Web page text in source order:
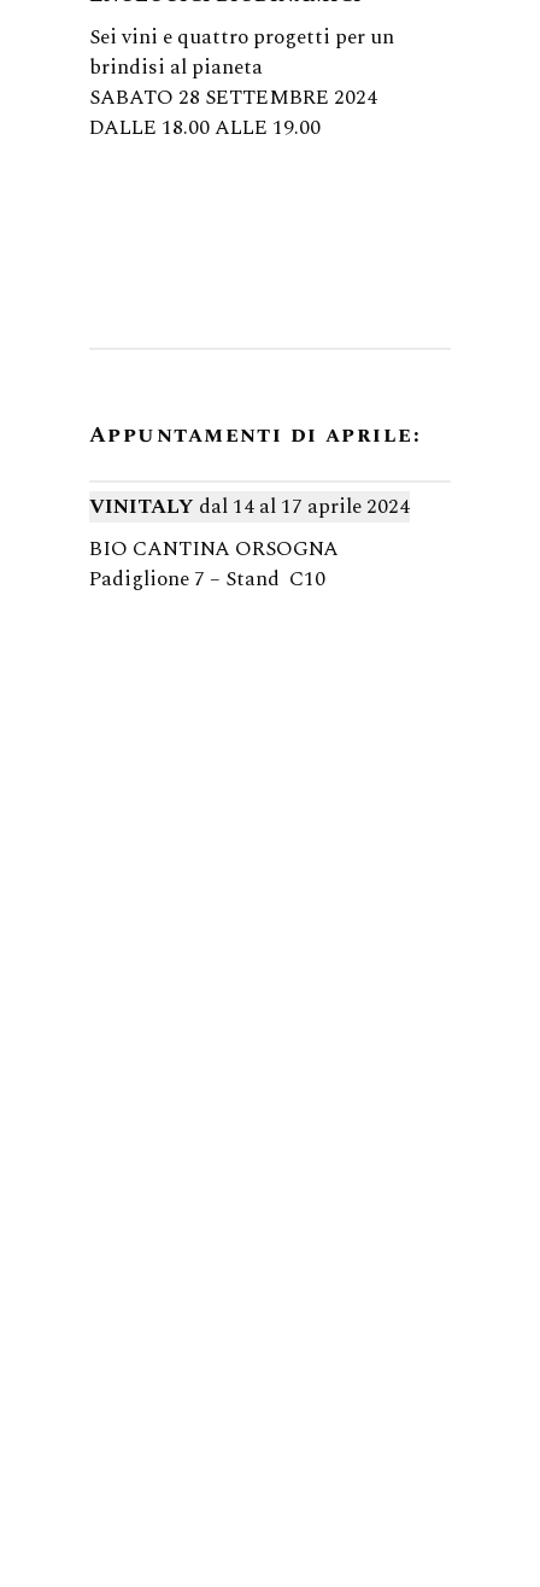
Sei vini e quattro progetti per un
brindisi al pianeta
SABATO 28 SETTEMBRE 2024
DALLE 18.00 ALLE 19.00
Appuntamenti di aprile:
VINITALY dal 14 al 17 aprile 2024
BIO CANTINA ORSOGNA
Padiglione 7 – Stand C10